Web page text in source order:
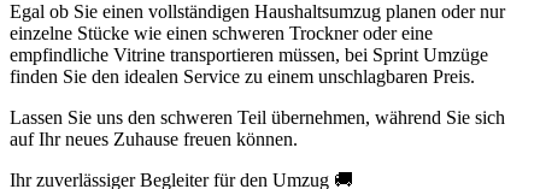
Egal ob Sie einen vollständigen Haushaltsumzug planen oder nur
einzelne Stücke wie einen schweren Trockner oder eine
empfindliche Vitrine transportieren müssen, bei Sprint Umzüge
finden Sie den idealen Service zu einem unschlagbaren Preis.
Lassen Sie uns den schweren Teil übernehmen, während Sie sich
auf Ihr neues Zuhause freuen können.
Ihr zuverlässiger Begleiter für den Umzug 🚚